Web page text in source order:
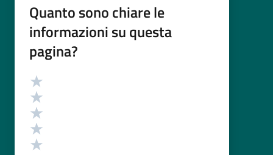
Quanto sono chiare le
informazioni su questa
pagina?
Valutazione